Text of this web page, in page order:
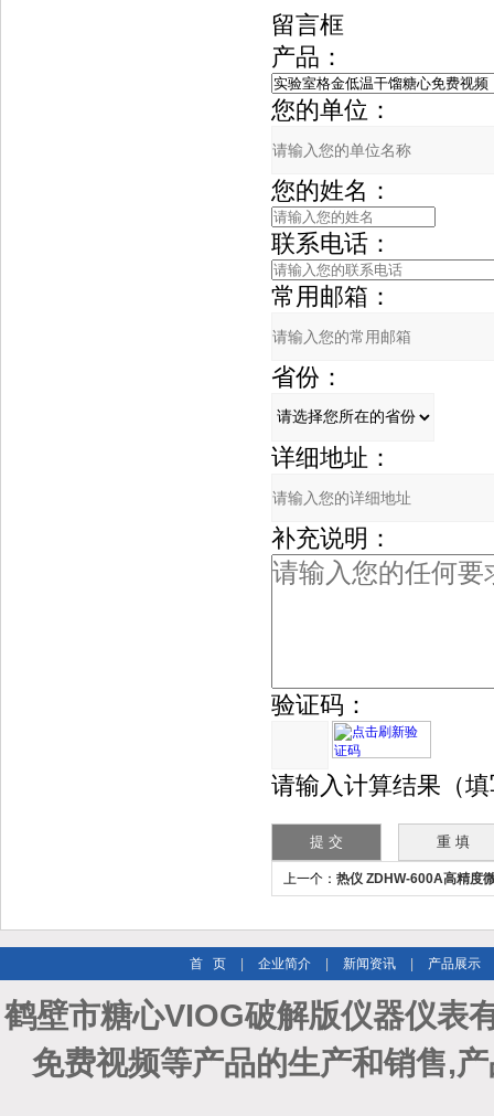
留言框
产品：
您的单位：
您的姓名：
联系电话：
常用邮箱：
省份：
详细地址：
补充说明：
验证码：
请输入计算结果（
上一个： 热仪 ZDHW-600A高精度
首 页 企业简介 新闻资讯 产品展示
鹤壁市糖心VIOG破解版仪器仪表
免费视频等产品的生产和销售,